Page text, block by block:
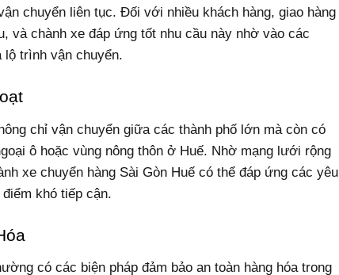
chuyển liên tục. Đối với nhiều khách hàng, giao hàng
và chành xe đáp ứng tốt nhu cầu này nhờ vào các
lộ trình vận chuyển.
chỉ vận chuyển giữa các thành phố lớn mà còn có
ô hoặc vùng nông thôn ở Huế. Nhờ mạng lưới rộng
xe chuyển hàng Sài Gòn Huế có thể đáp ứng các yêu
khó tiếp cận.
có các biện pháp đảm bảo an toàn hàng hóa trong